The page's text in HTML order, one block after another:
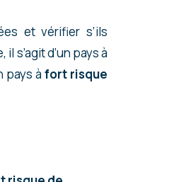
et vérifier s’ils
s’agit d’un pays à
pays à fort risque